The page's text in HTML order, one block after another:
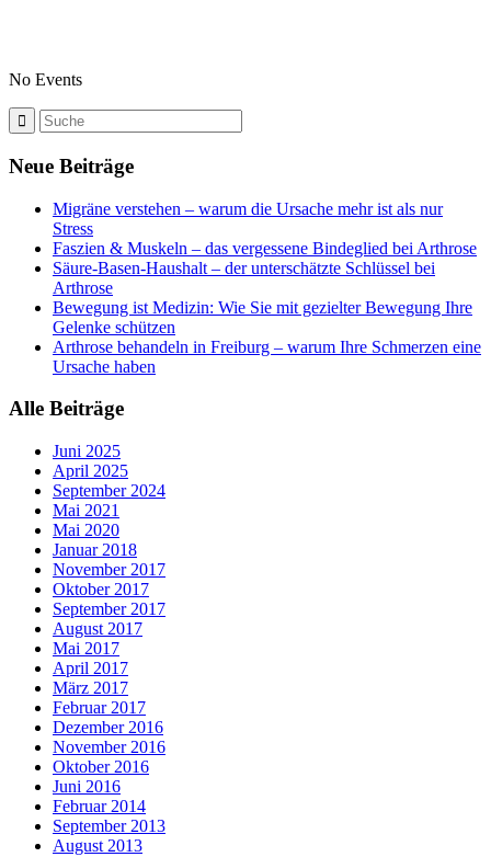
No Events
Neue Beiträge
Migräne verstehen – warum die Ursache mehr ist als nur
Stress
Faszien & Muskeln – das vergessene Bindeglied bei Arthrose
Säure-Basen-Haushalt – der unterschätzte Schlüssel bei
Arthrose
Bewegung ist Medizin: Wie Sie mit gezielter Bewegung Ihre
Gelenke schützen
Arthrose behandeln in Freiburg – warum Ihre Schmerzen eine
Ursache haben
Alle Beiträge
Juni 2025
April 2025
September 2024
Mai 2021
Mai 2020
Januar 2018
November 2017
Oktober 2017
September 2017
August 2017
Mai 2017
April 2017
März 2017
Februar 2017
Dezember 2016
November 2016
Oktober 2016
Juni 2016
Februar 2014
September 2013
August 2013